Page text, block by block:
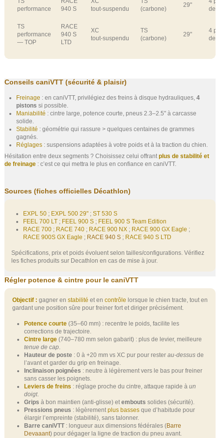
performance
940 S
tout‑suspendu
(carbone)
29"
de
TS
performance
— TOP
RACE
940 S
LTD
XC
tout‑suspendu
TS
(carbone)
29"
4
de
Conseils caniVTT (sécurité & plaisir)
Freinage : en caniVTT, privilégiez des freins à disque hydrauliques, 4
pistons si possible.
Maniabilité : cintre large, potence courte, pneus 2.3–2.5" à carcasse
solide.
Stabilité : géométrie qui rassure > quelques centaines de grammes
gagnés.
Réglages : suspensions adaptées à votre poids et à la traction du chien.
Hésitation entre deux segments ? Choisissez celui offrantplus de stabilité et
de freinage : c’est ce qui mettra le plus en confiance en caniVTT.
Sources (fiches officielles Décathlon)
EXPL 50 ; EXPL 500 29" ; ST 530 S
FEEL 700 LT ; FEEL 900 S ; FEEL 900 S Team Edition
RACE 700 ; RACE 740 ; RACE 900 NX ; RACE 900 GX Eagle ;
RACE 900S GX Eagle ; RACE 940 S ; RACE 940 S LTD
Spécifications, prix et poids évoluent selon tailles/configurations. Vérifiez
les fiches produits sur Decathlon en cas de mise à jour.
Régler potence & cintre pour le caniVTT
Objectif : gagner en stabilité et en contrôle lorsque le chien tracte, tout en
gardant une position sûre pour freiner fort et diriger précisément.
Potence courte (35–60 mm) : recentre le poids, facilite les
corrections de trajectoire.
Cintre large (740–780 mm selon gabarit) : plus de levier, meilleure
tenue de cap.
Hauteur de poste : 0 à +20 mm vs XC pur pour rester au‑dessus de
l’avant et garder du grip en freinage.
Inclinaison poignées : neutre à légèrement vers le bas pour freiner
sans casser les poignets.
Leviers de freins : réglage proche du cintre, attaque rapide à un
doigt.
Grips à bon maintien (anti‑glisse) etembouts solides (sécurité).
Pressions pneus : légèrementplus basses que d’habitude pour
élargir l’empreinte (stabilité), sans talonner.
Barre caniVTT: longueur aux dimensions fédérales (Barre
Devaaant) pour dégager la ligne de traction du pneu avant.